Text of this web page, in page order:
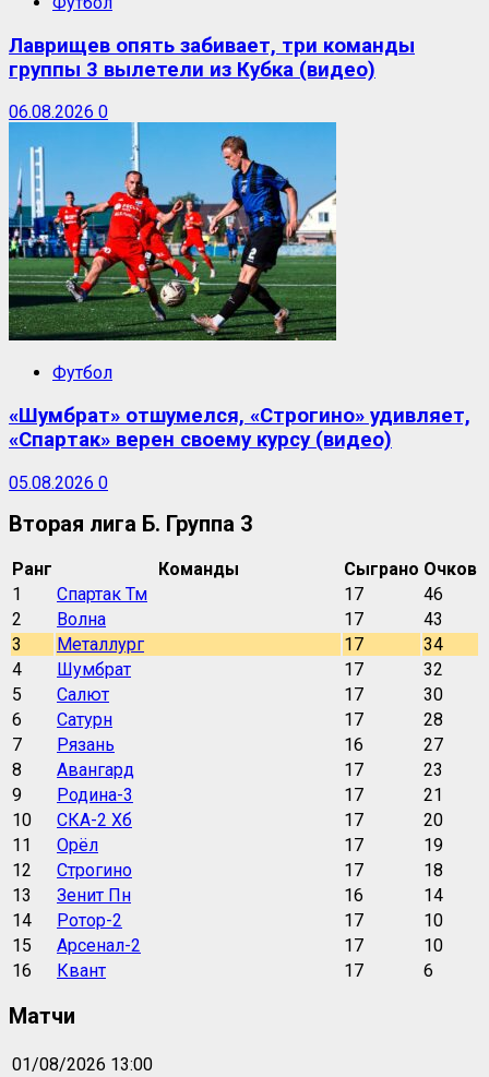
Лаврищев опять забивает, три команды
группы 3 вылетели из Кубка (видео)
06.08.2026 0
Футбол
«Шумбрат» отшумелся, «Строгино» удивляет,
«Спартак» верен своему курсу (видео)
05.08.2026 0
Вторая лига Б. Группа 3
Ранг Команды Сыграно Очков
1
Спартак Тм 17
46
2
Волна 17
43
3
Металлург 17
34
4
Шумбрат 17
32
5
Салют 17
30
6
Сатурн 17
28
7
Рязань 16
27
8
Авангард 17
23
9
Родина-3 17
21
10
СКА-2 Хб 17
20
11
Орёл 17
19
12
Строгино 17
18
13
Зенит Пн 16
14
14
Ротор-2 17
10
15
Арсенал-2 17
10
16
Квант 17 6
Матчи
01/08/2026 13:00